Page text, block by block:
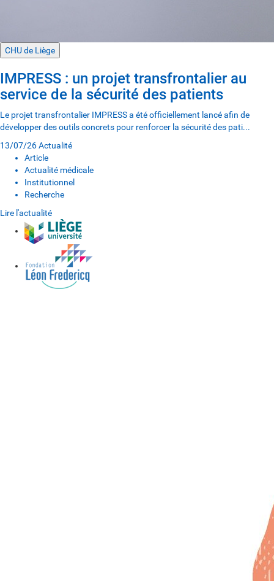
CHU de Liège
IMPRESS : un projet transfrontalier au
service de la sécurité des patients
Le projet transfrontalier IMPRESS a été officiellement lancé afin de
développer des outils concrets pour renforcer la sécurité des pati...
13/07/26Actualité
Article
Actualité médicale
Institutionnel
Recherche
Lire l'actualité